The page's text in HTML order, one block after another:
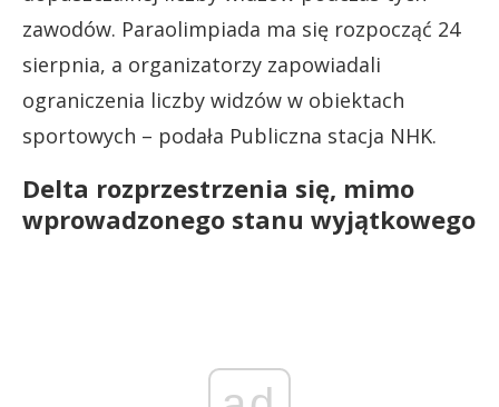
zawodów. Paraolimpiada ma się rozpocząć 24
sierpnia, a organizatorzy zapowiadali
ograniczenia liczby widzów w obiektach
sportowych – podała Publiczna stacja NHK.
Delta rozprzestrzenia się, mimo
wprowadzonego stanu wyjątkowego